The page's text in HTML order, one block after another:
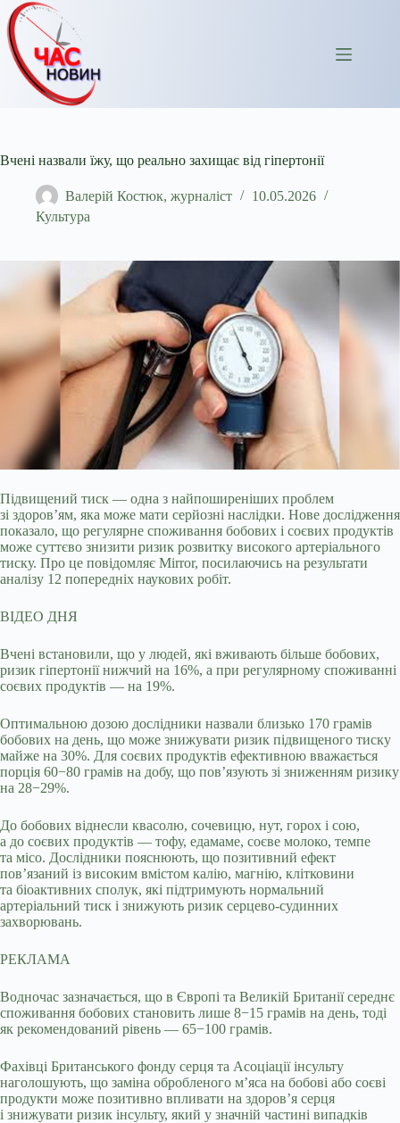
Перейти
до
вмісту
Вчені назвали їжу, що реально захищає від гіпертонії
Валерій Костюк, журналіст
10.05.2026
Культура
Підвищений тиск — одна з найпоширеніших проблем
зі здоров’ям, яка може мати серйозні наслідки. Нове дослідження
показало, що регулярне споживання бобових і соєвих продуктів
може суттєво знизити ризик розвитку високого артеріального
тиску. Про це повідомляє Mirror, посилаючись на результати
аналізу 12 попередніх наукових робіт.
ВІДЕО ДНЯ
Вчені встановили, що у людей, які вживають більше бобових,
ризик гіпертонії нижчий на 16%, а при регулярному споживанні
соєвих продуктів — на 19%.
Оптимальною дозою дослідники назвали близько 170 грамів
бобових на день, що може знижувати ризик підвищеного тиску
майже на 30%. Для соєвих продуктів ефективною вважається
порція 60−80 грамів на добу, що пов’язують зі зниженням ризику
на 28−29%.
До бобових віднесли квасолю, сочевицю, нут, горох і сою,
а до соєвих продуктів — тофу, едамаме, соєве молоко, темпе
та місо. Дослідники пояснюють, що позитивний ефект
пов’язаний із високим вмістом калію, магнію, клітковини
та біоактивних сполук, які підтримують нормальний
артеріальний тиск і знижують ризик серцево-судинних
захворювань.
РЕКЛАМА
Водночас зазначається, що в Європі та Великій Британії середнє
споживання бобових становить лише 8−15 грамів на день, тоді
як рекомендований рівень — 65−100 грамів.
Фахівці Британського фонду серця та Асоціації інсульту
наголошують, що заміна обробленого м’яса на бобові або соєві
продукти може позитивно впливати на здоров’я серця
і знижувати ризик інсульту, який у значній частині випадків